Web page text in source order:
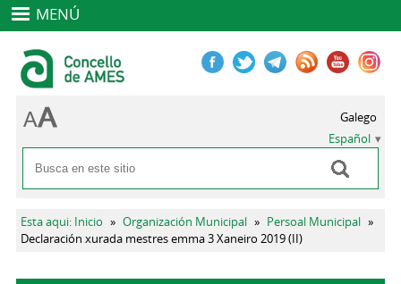
MENÚ
Formulario de búsqueda
Buscar
Galego
Español
Se encuentra usted aquí
Esta aqui: Inicio » Organización Municipal » Persoal Municipal »
Declaración xurada mestres emma 3 Xaneiro 2019 (II)